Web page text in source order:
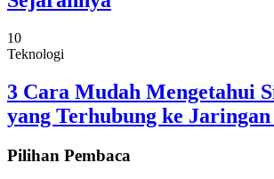
10
Teknologi
3 Cara Mudah Mengetahui
yang Terhubung ke
Pilihan Pembaca